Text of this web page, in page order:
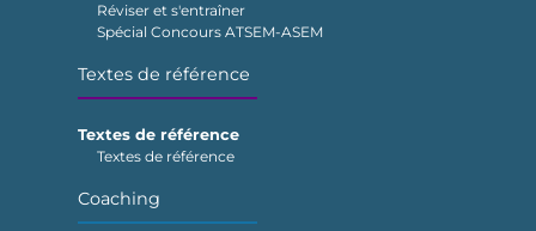
Réviser et s'entraîner
Spécial Concours ATSEM-ASEM
Textes de référence
Textes de référence
Textes de référence
Coaching